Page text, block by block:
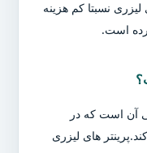
نسبتا کم هزینه
است.
آن است که در
های لیزری